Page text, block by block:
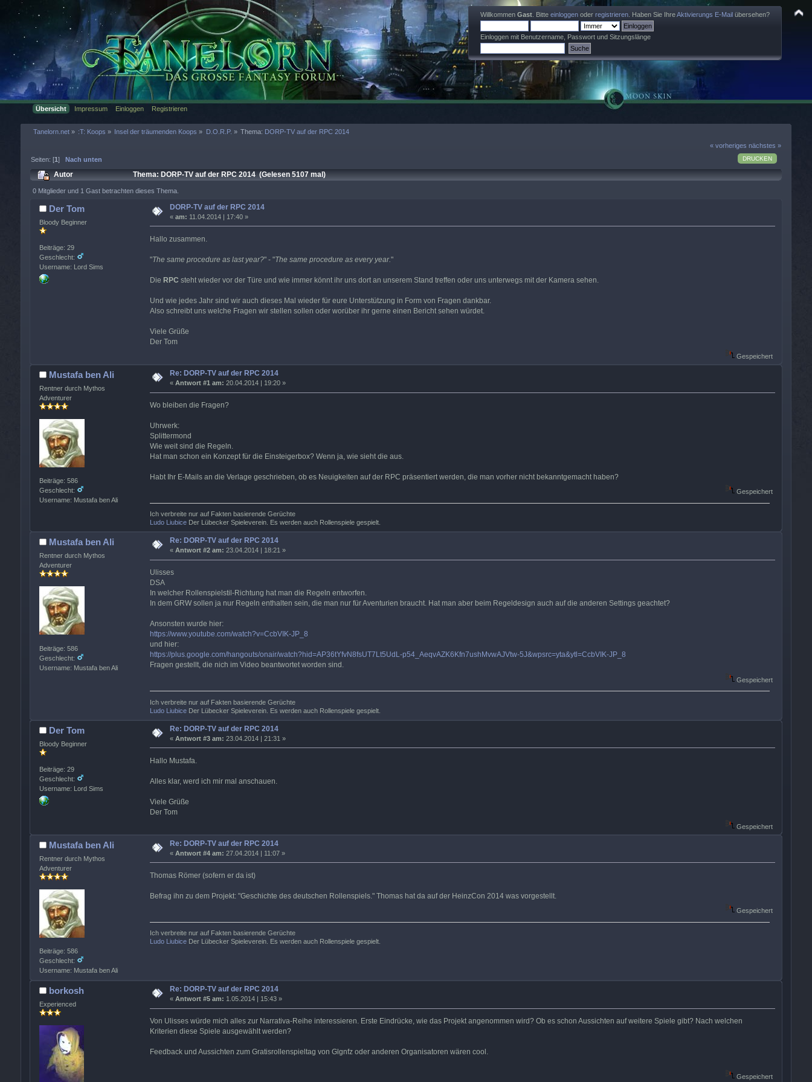
Willkommen Gast . Bitte einloggen oder registrieren . Haben Sie IhreAktivierungs E-Mail übersehen?
Einloggen mit Benutzername, Passwort und Sitzungslänge
Übersicht Impressum Einloggen Registrieren
Tanelorn.net» :T: Koops » Insel der träumenden Koops » D.O.R.P. » Thema: DORP-TV auf der RPC 2014
« vorheriges nächstes »
DRUCKEN
Seiten: [1] Nach unten
Autor Thema: DORP-TV auf der RPC 2014 (Gelesen 5107 mal)
0 Mitglieder und 1 Gast betrachten dieses Thema.
Der Tom
Bloody Beginner
Beiträge: 29
Geschlecht:
Username: Lord Sims
DORP-TV auf der RPC 2014
« am: 11.04.2014 | 17:40 »
Hallo zusammen.
"The same procedure as last year?" - "The same procedure as every year."
DieRPC steht wieder vor der Türe und wie immer könnt ihr uns dort an unserem Stand treffen oder uns unterwegs mit der Kamera sehen.
Und wie jedes Jahr sind wir auch dieses Mal wieder für eure Unterstützung in Form von Fragen dankbar.
Also schreibt uns welche Fragen wir stellen sollen oder worüber ihr gerne einen Bericht sehen würdet.
Viele Grüße
Der Tom
Gespeichert
Mustafa ben Ali
Rentner durch Mythos
Adventurer
Beiträge: 586
Geschlecht:
Username: Mustafa ben Ali
Re: DORP-TV auf der RPC 2014
« Antwort #1 am: 20.04.2014 | 19:20 »
Wo bleiben die Fragen?
Uhrwerk:
Splittermond
Wie weit sind die Regeln.
Hat man schon ein Konzept für die Einsteigerbox? Wenn ja, wie sieht die aus.
Habt Ihr E-Mails an die Verlage geschrieben, ob es Neuigkeiten auf der RPC präsentiert werden, die man vorher nicht bekanntgemacht haben?
Gespeichert
Ich verbreite nur auf Fakten basierende Gerüchte
Ludo Liubice Der Lübecker Spieleverein. Es werden auch Rollenspiele gespielt.
Mustafa ben Ali
Rentner durch Mythos
Adventurer
Beiträge: 586
Geschlecht:
Username: Mustafa ben Ali
Re: DORP-TV auf der RPC 2014
« Antwort #2 am: 23.04.2014 | 18:21 »
Ulisses
DSA
In welcher Rollenspielstil-Richtung hat man die Regeln entworfen.
In dem GRW sollen ja nur Regeln enthalten sein, die man nur für Aventurien braucht. Hat man aber beim Regeldesign auch auf die anderen Settings geachtet?
Ansonsten wurde hier:
https://www.youtube.com/watch?v=CcbVIK-JP_8
und hier:
https://plus.google.com/hangouts/onair/watch?hid=AP36tYfvN8fsUT7Lt5UdL-p54_AeqvAZK6Kfn7ushMvwAJVtw-5J&wpsrc=yta&ytl=CcbVIK-JP_8
Fragen gestellt, die nich im Video beantwortet worden sind.
Gespeichert
Ich verbreite nur auf Fakten basierende Gerüchte
Ludo Liubice Der Lübecker Spieleverein. Es werden auch Rollenspiele gespielt.
Der Tom
Bloody Beginner
Beiträge: 29
Geschlecht:
Username: Lord Sims
Re: DORP-TV auf der RPC 2014
« Antwort #3 am: 23.04.2014 | 21:31 »
Hallo Mustafa.
Alles klar, werd ich mir mal anschauen.
Viele Grüße
Der Tom
Gespeichert
Mustafa ben Ali
Rentner durch Mythos
Adventurer
Beiträge: 586
Geschlecht:
Username: Mustafa ben Ali
Re: DORP-TV auf der RPC 2014
« Antwort #4 am: 27.04.2014 | 11:07 »
Thomas Römer (sofern er da ist)
Befrag ihn zu dem Projekt: "Geschichte des deutschen Rollenspiels." Thomas hat da auf der HeinzCon 2014 was vorgestellt.
Gespeichert
Ich verbreite nur auf Fakten basierende Gerüchte
Ludo Liubice Der Lübecker Spieleverein. Es werden auch Rollenspiele gespielt.
borkosh
Experienced
Re: DORP-TV auf der RPC 2014
« Antwort #5 am: 1.05.2014 | 15:43 »
Von Ulisses würde mich alles zur Narrativa-Reihe interessieren. Erste Eindrücke, wie das Projekt angenommen wird? Ob es schon Aussichten auf weitere Spiele gibt? Nach welchen
Kriterien diese Spiele ausgewählt werden?
Feedback und Aussichten zum Gratisrollenspieltag von Glgnfz oder anderen Organisatoren wären cool.
Gespeichert